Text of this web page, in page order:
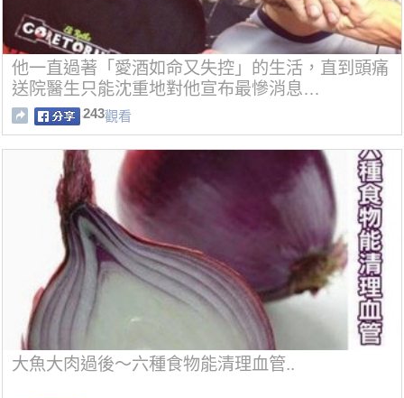
他一直過著「愛酒如命又失控」的生活，直到頭痛
送院醫生只能沈重地對他宣布最慘消息…
243觀看
大魚大肉過後～六種食物能清理血管..